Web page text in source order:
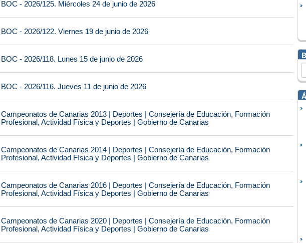
BOC - 2026/125. Miércoles 24 de junio de 2026
BOC - 2026/122. Viernes 19 de junio de 2026
BOC - 2026/118. Lunes 15 de junio de 2026
BOC - 2026/116. Jueves 11 de junio de 2026
Campeonatos de Canarias 2013 | Deportes | Consejería de Educación, Formación
Profesional, Actividad Física y Deportes | Gobierno de Canarias
Campeonatos de Canarias 2014 | Deportes | Consejería de Educación, Formación
Profesional, Actividad Física y Deportes | Gobierno de Canarias
Campeonatos de Canarias 2016 | Deportes | Consejería de Educación, Formación
Profesional, Actividad Física y Deportes | Gobierno de Canarias
Campeonatos de Canarias 2020 | Deportes | Consejería de Educación, Formación
Profesional, Actividad Física y Deportes | Gobierno de Canarias